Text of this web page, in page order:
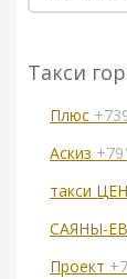
Такси
Плюс
Аскиз
такси
САЯНЫ-
Проект